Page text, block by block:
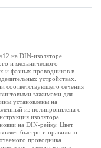
на DIN-изоляторе
и механического
и фазных проводников в
устройствах.
соответствующего сечения
зажимами для
установлены на
из полипропилена с
изолятора
на DIN-рейку. Цвет
быстро и правильно
проводника.